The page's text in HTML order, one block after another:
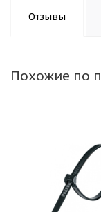
Отзывы
Похожие по